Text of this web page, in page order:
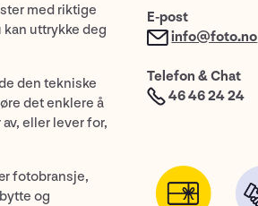
med riktige
uttrykke deg
den tekniske
det enklere å
eller lever for,
fotobransje,
og
E-post
info@foto.no
Telefon & Chat
46 46 24 24